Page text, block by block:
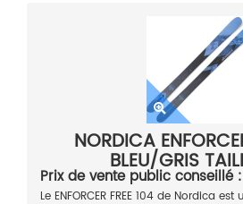
NORDICA
BLEU/GRIS
Prix de vente public conseillé
Le ENFORCER FREE 104 de Nordica